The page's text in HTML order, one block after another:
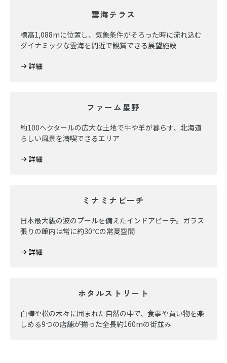
雲海テラス
標高1,088mに位置し、気象条件がそろった時に流れ込む
ダイナミックな雲海を間近で観賞できる展望施設
詳細
ファーム星野
約100ヘクタールの広大な土地で牛や羊が暮らす、北海道
らしい風景を満喫できるエリア
詳細
ミナミナビーチ
日本最大級の波のプールを備えたインドアビーチ。ガラス
張りの館内は常に約30℃の常夏空間
詳細
ホタルストリート
白樺や松の木々に囲まれた自然の中で、食事や買い物を楽
しめる9つの店舗が揃った全長約160mの街並み